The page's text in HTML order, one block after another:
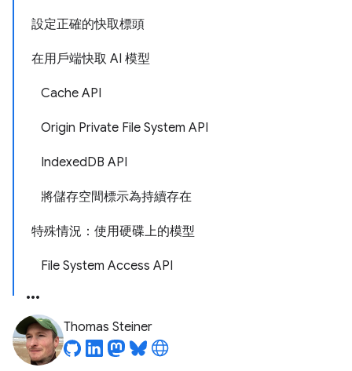
設定正確的快取標頭
在用戶端快取 AI 模型
Cache API
Origin Private File System API
IndexedDB API
將儲存空間標示為持續存在
特殊情況：使用硬碟上的模型
File System Access API
Thomas Steiner